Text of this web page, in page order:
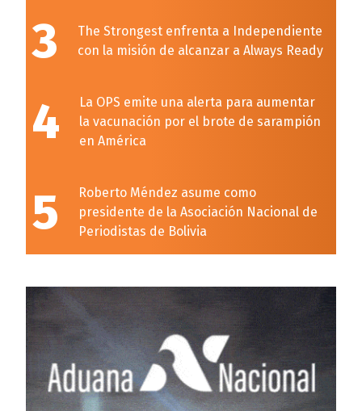
3
The Strongest enfrenta a Independiente
con la misión de alcanzar a Always Ready
4
La OPS emite una alerta para aumentar
la vacunación por el brote de sarampión
en América
5
Roberto Méndez asume como
presidente de la Asociación Nacional de
Periodistas de Bolivia